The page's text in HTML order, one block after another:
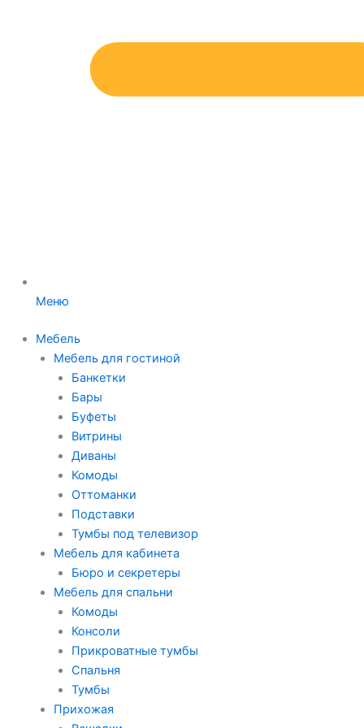
Меню
Мебель
Мебель для гостиной
Банкетки
Бары
Буфеты
Витрины
Диваны
Комоды
Оттоманки
Подставки
Тумбы под телевизор
Мебель для кабинета
Бюро и секретеры
Мебель для спальни
Комоды
Консоли
Прикроватные тумбы
Спальня
Тумбы
Прихожая